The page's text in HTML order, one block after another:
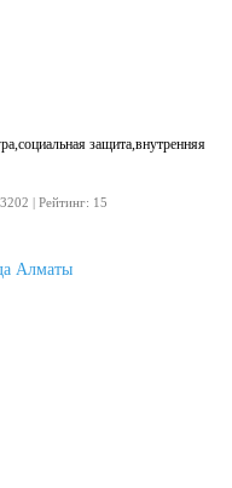
защита,внутренняя
| Рейтинг: 15
Алматы